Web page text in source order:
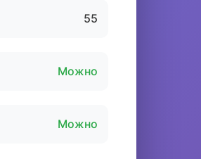
55
Можно
Можно